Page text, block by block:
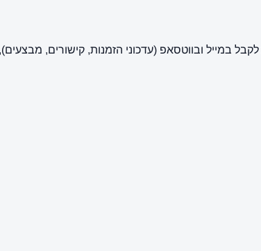
במייל ובווטסאפ (עדכוני הזמנות, קישורים,